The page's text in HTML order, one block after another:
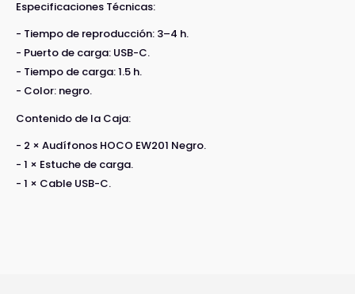
Especificaciones Técnicas:
- Tiempo de reproducción: 3–4 h.
- Puerto de carga: USB-C.
- Tiempo de carga: 1.5 h.
- Color: negro.
Contenido de la Caja:
- 2 × Audífonos HOCO EW201 Negro.
- 1 × Estuche de carga.
- 1 × Cable USB-C.